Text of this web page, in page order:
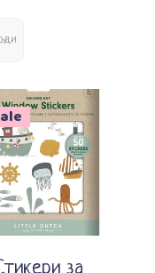
Додади во кошничка
за